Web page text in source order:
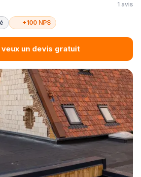
1 avis
+100 NPS
veux un devis gratuit